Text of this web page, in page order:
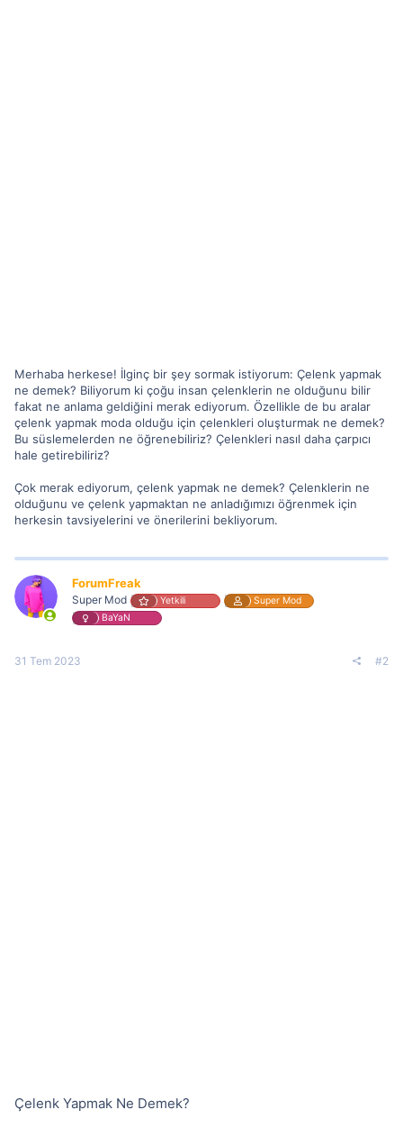
Merhaba herkese! İlginç bir şey sormak istiyorum: Çelenk yapmak
ne demek? Biliyorum ki çoğu insan çelenklerin ne olduğunu bilir
fakat ne anlama geldiğini merak ediyorum. Özellikle de bu aralar
çelenk yapmak moda olduğu için çelenkleri oluşturmak ne demek?
Bu süslemelerden ne öğrenebiliriz? Çelenkleri nasıl daha çarpıcı
hale getirebiliriz?
Çok merak ediyorum, çelenk yapmak ne demek? Çelenklerin ne
olduğunu ve çelenk yapmaktan ne anladığımızı öğrenmek için
herkesin tavsiyelerini ve önerilerini bekliyorum.
ForumFreak
Super Mod Yetkili
Super Mod
BaYaN
31 Tem 2023 #2
Çelenk Yapmak Ne Demek?